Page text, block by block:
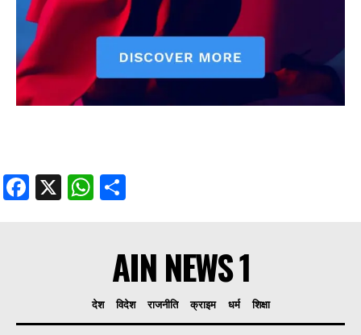
Facebook
X WhatsApp
AIN NEWS 1
देश विदेश राजनीति क्राइम धर्म शिक्षा